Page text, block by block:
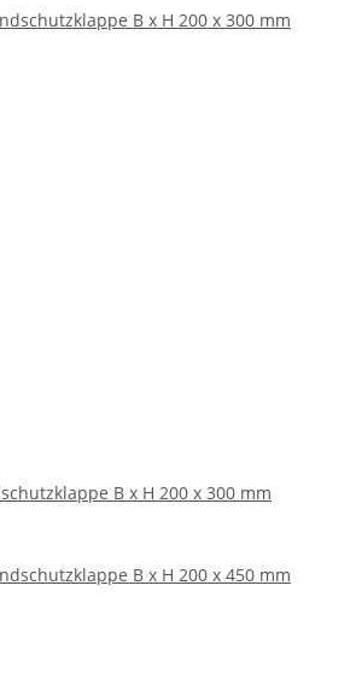
B x H 200 x 300 mm